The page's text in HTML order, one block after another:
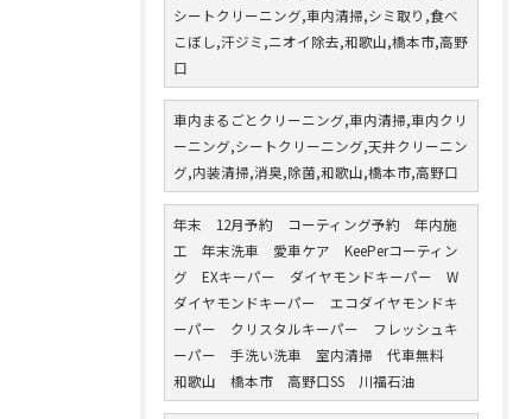
シートクリーニング,車内清掃,シミ取り,食べ
こぼし,汗ジミ,ニオイ除去,和歌山,橋本市,高野
口
車内まるごとクリーニング,車内清掃,車内クリ
ーニング,シートクリーニング,天井クリーニン
グ,内装清掃,消臭,除菌,和歌山,橋本市,高野口
年末 12月予約 コーティング予約 年内施
工 年末洗車 愛車ケア KeePerコーティン
グ EXキーパー ダイヤモンドキーパー W
ダイヤモンドキーパー エコダイヤモンドキ
ーパー クリスタルキーパー フレッシュキ
ーパー 手洗い洗車 室内清掃 代車無料
和歌山 橋本市 高野口SS 川福石油